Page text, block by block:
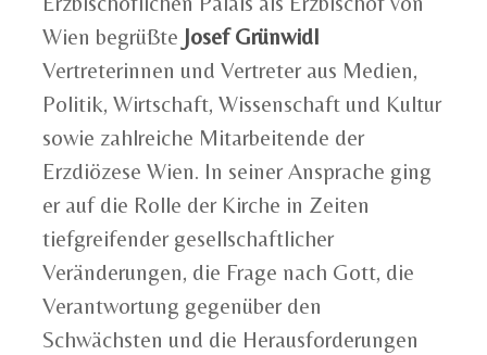
Wien begrüßte Josef Grünwidl
Vertreterinnen und Vertreter aus Medien,
Politik, Wirtschaft, Wissenschaft und Kultur
sowie zahlreiche Mitarbeitende der
Erzdiözese Wien. In seiner Ansprache ging
er auf die Rolle der Kirche in Zeiten
tiefgreifender gesellschaftlicher
Veränderungen, die Frage nach Gott, die
Verantwortung gegenüber den
Schwächsten und die Herausforderungen